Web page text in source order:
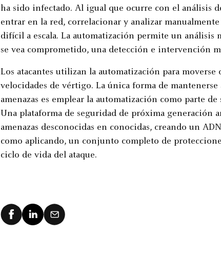
ha sido infectado. Al igual que ocurre con el análisis
entrar en la red, correlacionar y analizar
difícil a escala. La automatización permite un análisis
se vea comprometido, una detección e intervención
Los atacantes utilizan la automatización para moverse
velocidades de vértigo. La única forma de
amenazas es emplear la automatización como parte
Una plataforma de seguridad de próxima generación
amenazas desconocidas en conocidas, creando un
como aplicando, un conjunto completo de
ciclo de vida del ataque.